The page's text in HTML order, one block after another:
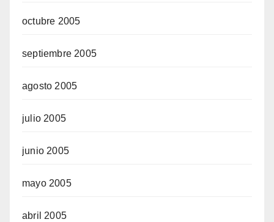
octubre 2005
septiembre 2005
agosto 2005
julio 2005
junio 2005
mayo 2005
abril 2005